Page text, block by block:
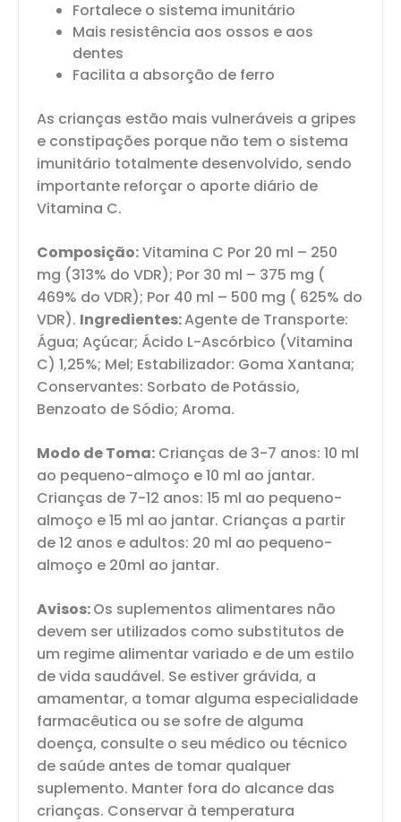
Fortalece o sistema imunitário
Mais resistência aos ossos e aos
dentes
Facilita a absorção de ferro
As crianças estão mais vulneráveis a gripes
e constipações porque não tem o sistema
imunitário totalmente desenvolvido, sendo
importante reforçar o aporte diário de
Vitamina C.
Composição:Vitamina C Por 20 ml – 250
mg (313% do VDR); Por 30 ml – 375 mg (
469% do VDR); Por 40 ml – 500 mg ( 625% do
VDR). Ingredientes:Agente de Transporte:
Água; Açúcar; Ácido L-Ascórbico (Vitamina
C) 1,25%; Mel; Estabilizador: Goma Xantana;
Conservantes: Sorbato de Potássio,
Benzoato de Sódio; Aroma.
Modo de Toma: Crianças de 3-7 anos: 10 ml
ao pequeno-almoço e 10 ml ao jantar.
Crianças de 7-12 anos: 15 ml ao pequeno-
almoço e 15 ml ao jantar. Crianças a partir
de 12 anos e adultos: 20 ml ao pequeno-
almoço e 20ml ao jantar.
Avisos:Os suplementos alimentares não
devem ser utilizados como substitutos de
um regime alimentar variado e de um estilo
de vida saudável. Se estiver grávida, a
amamentar, a tomar alguma especialidade
farmacêutica ou se sofre de alguma
doença, consulte o seu médico ou técnico
de saúde antes de tomar qualquer
suplemento. Manter fora do alcance das
crianças. Conservar à temperatura